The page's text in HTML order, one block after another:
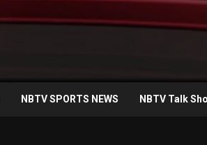
NBTV SPORTS NEWS NBTV Talk